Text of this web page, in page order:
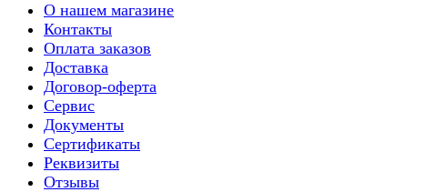
О нашем магазине
Контакты
Оплата заказов
Доставка
Договор-оферта
Сервис
Документы
Сертификаты
Реквизиты
Отзывы